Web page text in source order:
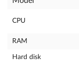
CPU
RAM
Hard disk